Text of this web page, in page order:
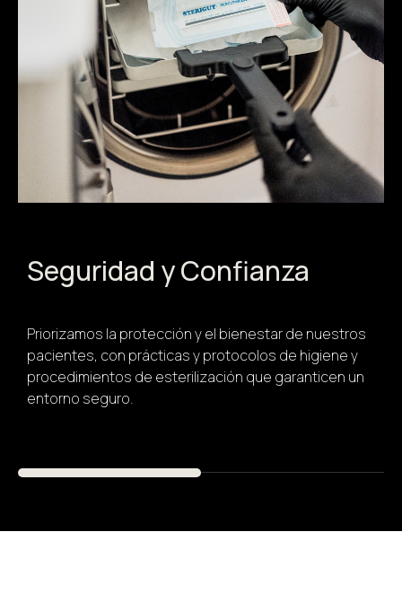
Seguridad y Confianza
Priorizamos la protección y el bienestar de nuestros
pacientes, con prácticas y protocolos de higiene y
procedimientos de esterilización que garanticen un
entorno seguro.
Previous